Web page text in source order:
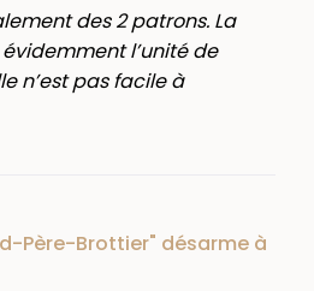
des 2 patrons. La
l’unité de
n’est pas facile à
Père-Brottier" désarme à